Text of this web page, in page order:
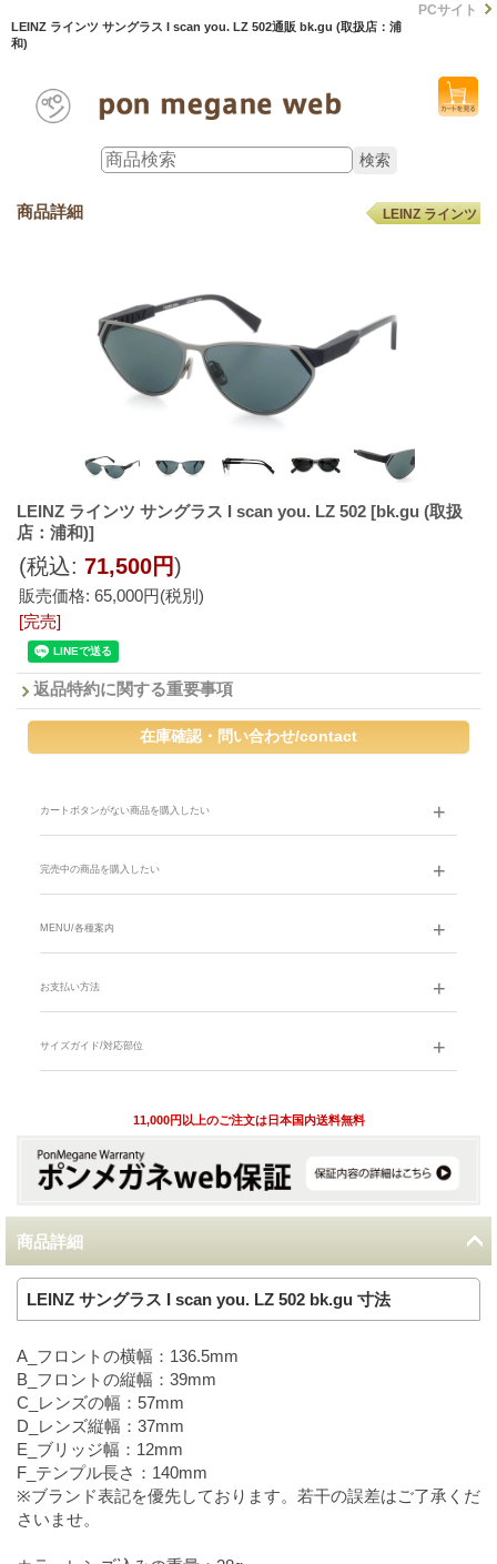
LEINZ ラインツ サングラス I scan you. LZ 502通販 bk.gu (取扱店：浦
和)
PCサイト
商品詳細 LEINZ ラインツ
LEINZ ラインツ サングラス I scan you. LZ 502 [bk.gu (取扱
店：浦和)]
販売価格: 65,000円(税別)
(税込: 71,500円)
[完売]
返品特約に関する重要事項
カートボタンがない商品を購入したい
完売中の商品を購入したい
MENU/各種案内
お支払い方法
サイズガイド/対応部位
11,000円以上のご注文は日本国内送料無料
商品詳細
LEINZ サングラス I scan you. LZ 502 bk.gu 寸法
A_フロントの横幅：136.5mm
B_フロントの縦幅：39mm
C_レンズの幅：57mm
D_レンズ縦幅：37mm
E_ブリッジ幅：12mm
F_テンプル長さ：140mm
※ブランド表記を優先しております。若干の誤差はご了承くだ
さいませ。